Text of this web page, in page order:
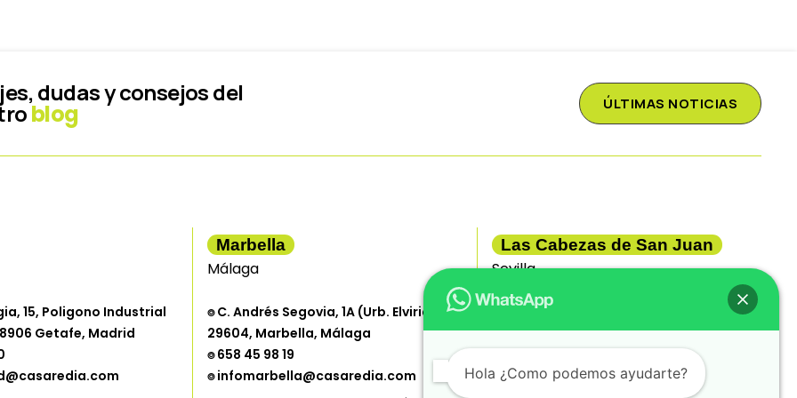
dudas y consejos del
blog ÚLTIMAS NOTICIAS
15, Poligono Industrial
Getafe, Madrid
Marbella
Málaga
⌾ C. Andrés Segovia, 1A (Urb. Elviria)
29604, Marbella, Málaga
⌾ 658 45 98 19
⌾ infomarbella@casaredia.com
Las Cabezas de San Juan
Sevilla
⌾ Avda. Pablo Iglesias 119. Las Cabezas
de San Juan, Sevilla
⌾ teresa.caro@casaredia.com
Hola ¿Como podemos ayudarte?